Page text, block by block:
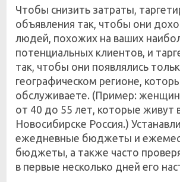
Чтобы снизить затраты,
объявления так, чтобы они
людей, похожих на ваших
потенциальных клиентов, и
так, чтобы они появлялись
географическом регионе,
обслуживаете. (Пример:
от 40 до 55 лет, которые живут
Новосибирске Россия.)
ежедневные бюджеты и
бюджеты, а также часто
в первые несколько дней его